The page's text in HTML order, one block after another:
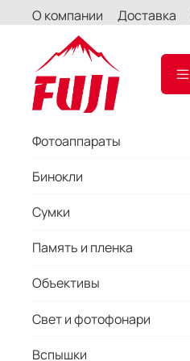
О компании Доставка
Фотоаппараты
Бинокли
Сумки
Память и пленка
Объективы
Свет и фотофонари
Вспышки